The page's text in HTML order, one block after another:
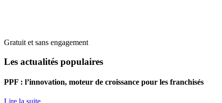
Gratuit et sans engagement
Les actualités populaires
PPF : l’innovation, moteur de croissance pour les franchisés